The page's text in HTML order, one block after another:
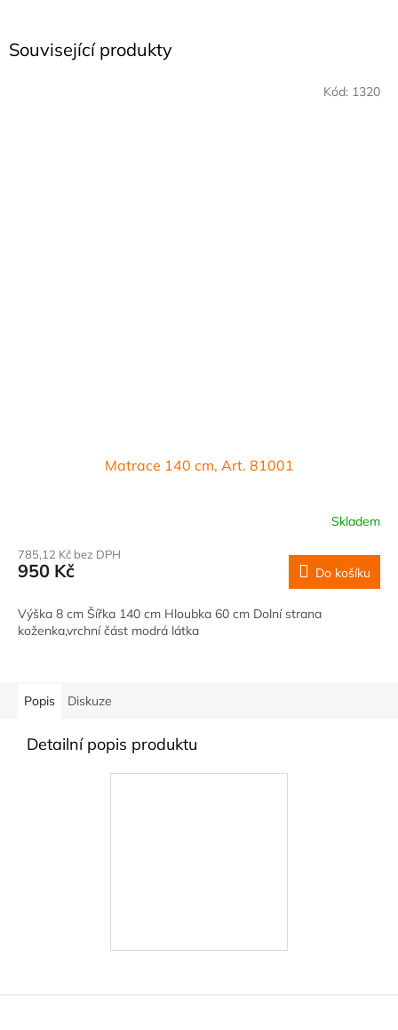
Související produkty
Matrace 140 cm, Art. 81001
Skladem
785,12 Kč bez DPH
950 Kč Do košíku
Výška 8 cm Šířka 140 cm Hloubka 60 cm Dolní strana
koženka,vrchní část modrá látka
Kód: 1320
Popis Diskuze
Detailní popis produktu
Z